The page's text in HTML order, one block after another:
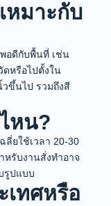
หมาะกับ
อดีกับพื้นที่ เช่น
หรือไปตั้งใน
ขึ้นไป รวมถึงสี
หน?
ลี่ยใช้เวลา 20-30
รับงานสั่งทำอาจ
รูปแบบ
เทศหรือ